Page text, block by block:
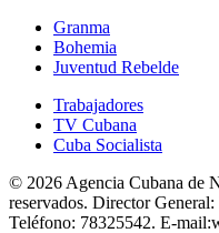
Granma
Bohemia
Juventud Rebelde
Trabajadores
TV Cubana
Cuba Socialista
© 2026 Agencia Cubana de
reservados. Director General:
Teléfono: 78325542. E-mail: